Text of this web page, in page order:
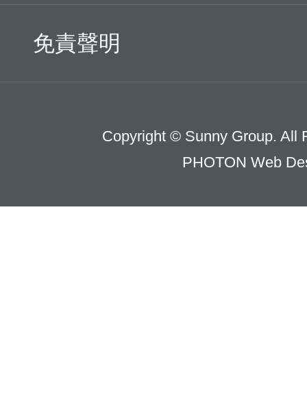
免責聲明
Copyright © Sunny Group. All
PHOTON Web